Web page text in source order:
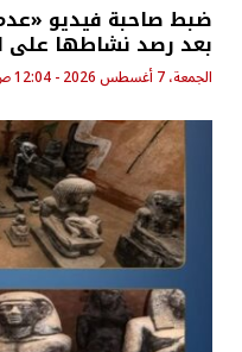
ضبط صاحبة فيديو
بعد رصد نشاطها على
الجمعة، 7 أغسطس 2026 - 12:04 ص